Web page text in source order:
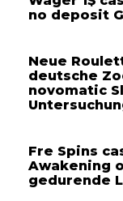
no deposit
Neue
deutsche
novomatic
Fre Spins
Awakening
gedurende